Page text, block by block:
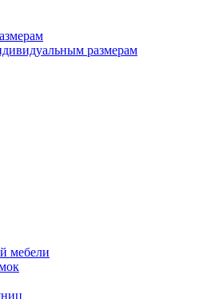
размерам
мебели